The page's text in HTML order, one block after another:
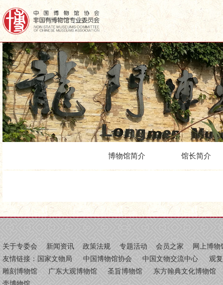
博物馆简介 馆长简介
关于专委会 新闻资讯 政策法规 专题活动 会员之家
网上博物
友情链接： 国家文物局 中国博物馆协会 中国文物交流中心
观
雕刻博物馆
广东大观博物馆 圣旨博物馆
东方翰典文化博物馆
壳博物馆